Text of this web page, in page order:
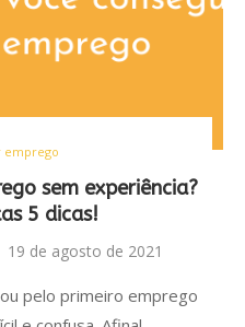
emprego
sem experiência?
5 dicas!
19 de agosto de 2021
pelo primeiro emprego